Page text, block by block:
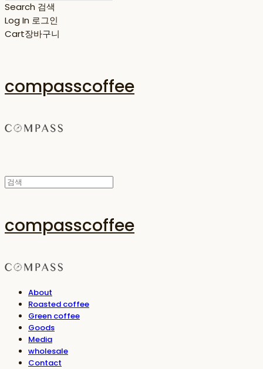
Search 검색
Log In 로그인
Cart장바구니
compasscoffee
compasscoffee
About
Roasted coffee
Green coffee
Goods
Media
wholesale
Contact